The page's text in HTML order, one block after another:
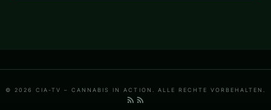
© 2026 CIA-TV – CANNABIS IN ACTION. ALLE RECHTE VORBEHALTEN.